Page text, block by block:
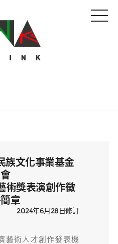
族文化事業基金
會
術獎表演創作徵
章
2024年6月28日修訂
藝術人才創作發表機